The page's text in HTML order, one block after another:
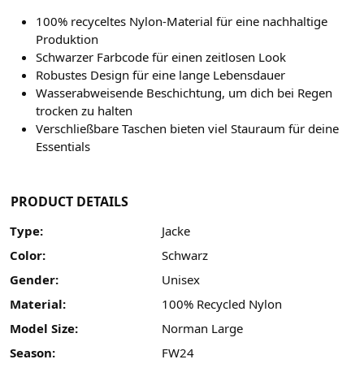
100% recyceltes Nylon-Material für eine nachhaltige
Produktion
Schwarzer Farbcode für einen zeitlosen Look
Robustes Design für eine lange Lebensdauer
Wasserabweisende Beschichtung, um dich bei Regen
trocken zu halten
Verschließbare Taschen bieten viel Stauraum für deine
Essentials
PRODUCT DETAILS
Type:
Jacke
Color:
Schwarz
Gender:
Unisex
Material:
100% Recycled Nylon
Model Size:
Norman Large
Season:
FW24